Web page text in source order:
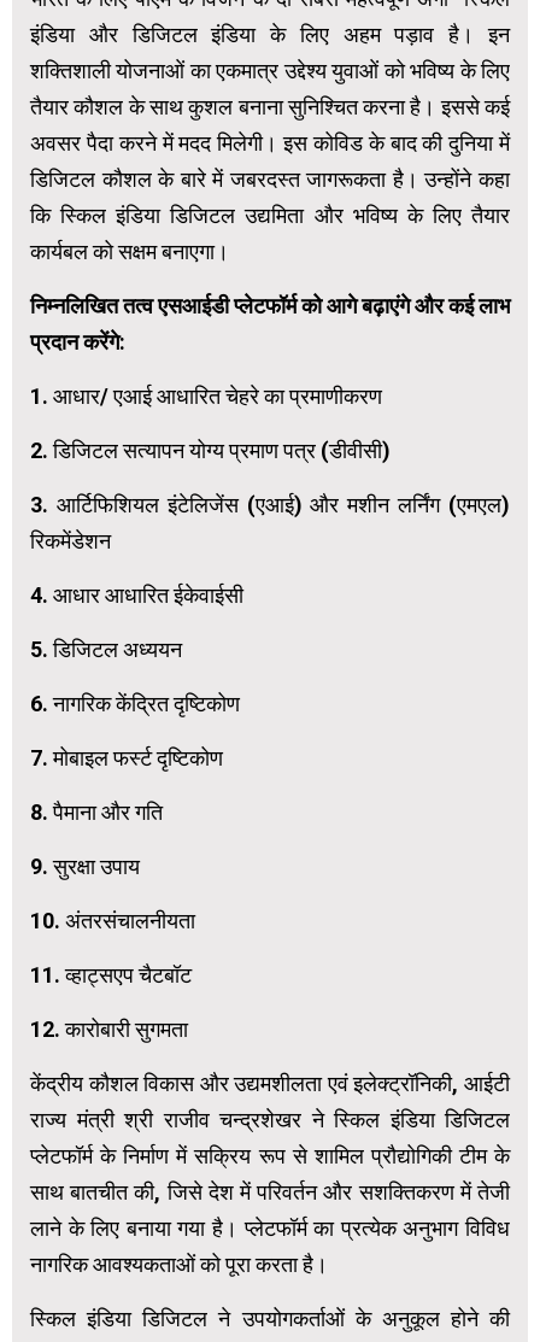
इंडिया और डिजिटल इंडिया के लिए अहम पड़ाव है। इन
शक्तिशाली योजनाओं का एकमात्र उद्देश्य युवाओं को भविष्य के लिए
तैयार कौशल के साथ कुशल बनाना सुनिश्चित करना है। इससे कई
अवसर पैदा करने में मदद मिलेगी। इस कोविड के बाद की दुनिया में
डिजिटल कौशल के बारे में जबरदस्त जागरूकता है। उन्होंने कहा
कि स्किल इंडिया डिजिटल उद्यमिता और भविष्य के लिए तैयार
कार्यबल को सक्षम बनाएगा।
निम्नलिखित तत्व एसआईडी प्लेटफॉर्म को आगे बढ़ाएंगे और कई लाभ
प्रदान करेंगे:
1. आधार/ एआई आधारित चेहरे का प्रमाणीकरण
2. डिजिटल सत्यापन योग्य प्रमाण पत्र (डीवीसी)
3. आर्टिफिशियल इंटेलिजेंस (एआई) और मशीन लर्निंग (एमएल)
रिकमेंडेशन
4. आधार आधारित ईकेवाईसी
5. डिजिटल अध्ययन
6. नागरिक केंद्रित दृष्टिकोण
7. मोबाइल फर्स्ट दृष्टिकोण
8. पैमाना और गति
9. सुरक्षा उपाय
10. अंतरसंचालनीयता
11. व्हाट्सएप चैटबॉट
12. कारोबारी सुगमता
केंद्रीय कौशल विकास और उद्यमशीलता एवं इलेक्ट्रॉनिकी, आईटी
राज्य मंत्री श्री राजीव चन्द्रशेखर ने स्किल इंडिया डिजिटल
प्लेटफॉर्म के निर्माण में सक्रिय रूप से शामिल प्रौद्योगिकी टीम के
साथ बातचीत की, जिसे देश में परिवर्तन और सशक्तिकरण में तेजी
लाने के लिए बनाया गया है। प्लेटफॉर्म का प्रत्येक अनुभाग विविध
नागरिक आवश्यकताओं को पूरा करता है।
स्किल इंडिया डिजिटल ने उपयोगकर्ताओं के अनुकूल होने की